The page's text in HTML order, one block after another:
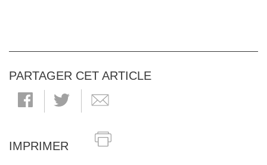
PARTAGER CET ARTICLE
IMPRIMER